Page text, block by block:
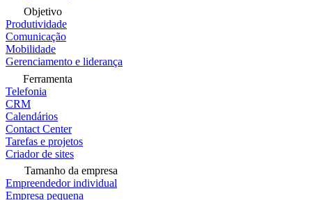
Objetivo
Produtividade
Comunicação
Mobilidade
Gerenciamento e liderança
Ferramenta
Telefonia
CRM
Calendários
Contact Center
Tarefas e projetos
Criador de sites
Tamanho da empresa
Empreendedor individual
Empresa pequena